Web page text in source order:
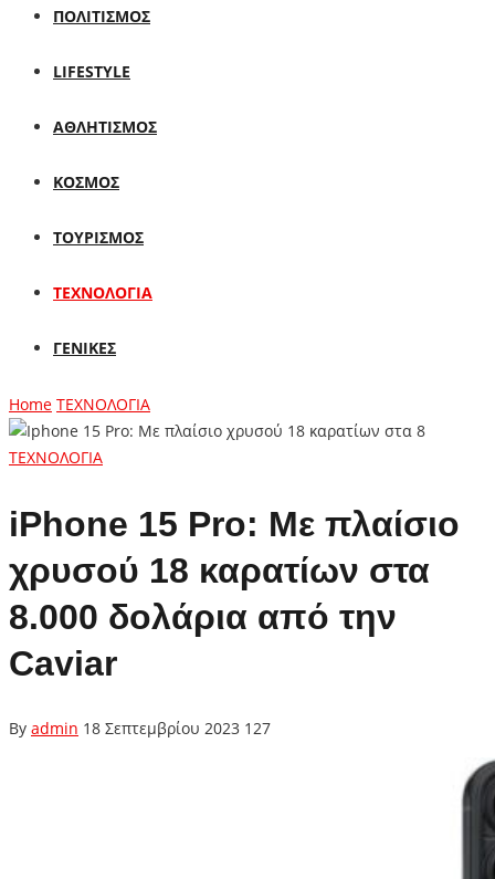
ΠΟΛΙΤΙΣΜΟΣ
LIFESTYLE
ΑΘΛΗΤΙΣΜΟΣ
ΚΟΣΜΟΣ
ΤΟΥΡΙΣΜΟΣ
ΤΕΧΝΟΛΟΓΙΑ
ΓΕΝΙΚΕΣ
Home ΤΕΧΝΟΛΟΓΙΑ
ΤΕΧΝΟΛΟΓΙΑ
iPhone 15 Pro: Με πλαίσιο
χρυσού 18 καρατίων στα
8.000 δολάρια από την
Caviar
By admin 18 Σεπτεμβρίου 2023 127